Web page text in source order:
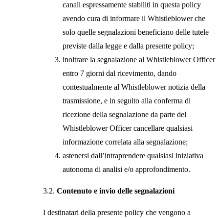
canali espressamente stabiliti in questa policy
avendo cura di informare il Whistleblower che
solo quelle segnalazioni beneficiano delle tutele
previste dalla legge e dalla presente policy;
inoltrare la segnalazione al Whistleblower Officer
entro 7 giorni dal ricevimento, dando
contestualmente al Whistleblower notizia della
trasmissione, e in seguito alla conferma di
ricezione della segnalazione da parte del
Whistleblower Officer cancellare qualsiasi
informazione correlata alla segnalazione;
astenersi dall’intraprendere qualsiasi iniziativa
autonoma di analisi e/o approfondimento.
3.2. Contenuto e invio delle segnalazioni
I destinatari della presente policy che vengono a